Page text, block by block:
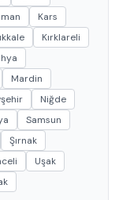
Kars
Kırklareli
Mardin
Niğde
Samsun
Şırnak
Uşak